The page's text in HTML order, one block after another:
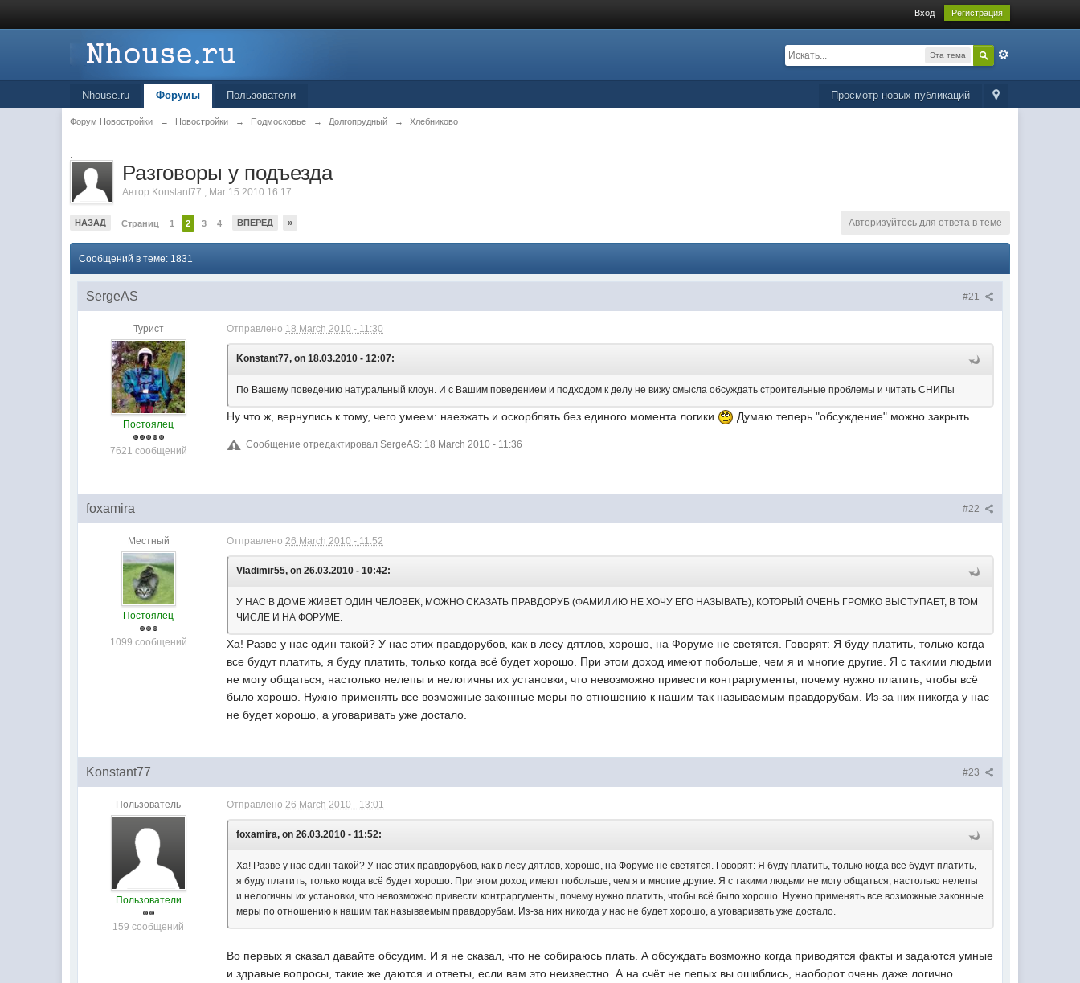
Вход Регистрация
Эта тема
Просмотр новых публикаций
Nhouse.ru Форумы Пользователи
Форум Новостройки → Новостройки → Подмосковье → Долгопрудный → Хлебниково
.
Разговоры у подъезда
Автор Konstant77 , Mar 15 2010 16:17
НАЗАД Страниц 1 2 3 4 ВПЕРЕД » Авторизуйтесь для ответа в теме
Сообщений в теме: 1831
#21
SergeAS
Турист
Постоялец
7621 сообщений
Отправлено 18 March 2010 - 11:30
Konstant77, on 18.03.2010 - 12:07:
По Вашему поведению натуральный клоун. И с Вашим поведением и подходом к делу не вижу смысла обсуждать строительные проблемы и читать СНИПы
Ну что ж, вернулись к тому, чего умеем: наезжать и оскорблять без единого момента логики Думаю теперь "обсуждение" можно закрыть
Сообщение отредактировал SergeAS: 18 March 2010 - 11:36
#22
foxamira
Местный
Постоялец
1099 сообщений
Отправлено26 March 2010 - 11:52
Vladimir55, on 26.03.2010 - 10:42:
У НАС В ДОМЕ ЖИВЕТ ОДИН ЧЕЛОВЕК, МОЖНО СКАЗАТЬ ПРАВДОРУБ (ФАМИЛИЮ НЕ ХОЧУ ЕГО НАЗЫВАТЬ), КОТОРЫЙ ОЧЕНЬ ГРОМКО ВЫСТУПАЕТ, В ТОМ
ЧИСЛЕ И НА ФОРУМЕ.
Ха! Разве у нас один такой? У нас этих правдорубов, как в лесу дятлов, хорошо, на Форуме не светятся. Говорят: Я буду платить, только когда
все будут платить, я буду платить, только когда всё будет хорошо. При этом доход имеют побольше, чем я и многие другие. Я с такими людьми
не могу общаться, настолько нелепы и нелогичны их установки, что невозможно привести контраргументы, почему нужно платить, чтобы всё
было хорошо. Нужно применять все возможные законные меры по отношению к нашим так называемым правдорубам. Из-за них никогда у нас
не будет хорошо, а уговаривать уже достало.
#23
Konstant77
Пользователь
Пользователи
159 сообщений
Отправлено26 March 2010 - 13:01
foxamira, on 26.03.2010 - 11:52:
Ха! Разве у нас один такой? У нас этих правдорубов, как в лесу дятлов, хорошо, на Форуме не светятся. Говорят: Я буду платить, только когда все будут платить,
я буду платить, только когда всё будет хорошо. При этом доход имеют побольше, чем я и многие другие. Я с такими людьми не могу общаться, настолько нелепы
и нелогичны их установки, что невозможно привести контраргументы, почему нужно платить, чтобы всё было хорошо. Нужно применять все возможные законные
меры по отношению к нашим так называемым правдорубам. Из-за них никогда у нас не будет хорошо, а уговаривать уже достало.
Во первых я сказал давайте обсудим. И я не сказал, что не собираюсь плать. А обсуждать возможно когда приводятся факты и задаются умные
и здравые вопросы, такие же даются и ответы, если вам это неизвестно. А на счёт не лепых вы ошиблись, наоборот очень даже логично